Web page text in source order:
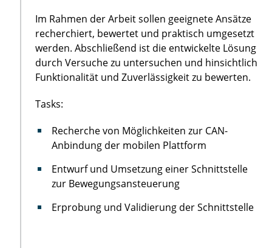
Im Rahmen der Arbeit sollen geeignete Ansätze
recherchiert, bewertet und praktisch umgesetzt
werden. Abschließend ist die entwickelte Lösung
durch Versuche zu untersuchen und hinsichtlich
Funktionalität und Zuverlässigkeit zu bewerten.
Tasks:
Recherche von Möglichkeiten zur CAN-
Anbindung der mobilen Plattform
Entwurf und Umsetzung einer Schnittstelle
zur Bewegungsansteuerung
Erprobung und Validierung der Schnittstelle